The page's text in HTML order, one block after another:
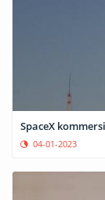
SpaceX
04-01-2023